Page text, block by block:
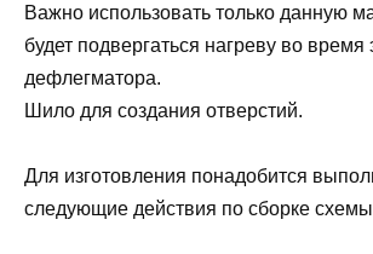
Важно использовать только данную
будет подвергаться нагреву во время
дефлегматора.
Шило для создания отверстий.
Для изготовления понадобится
следующие действия по сборке